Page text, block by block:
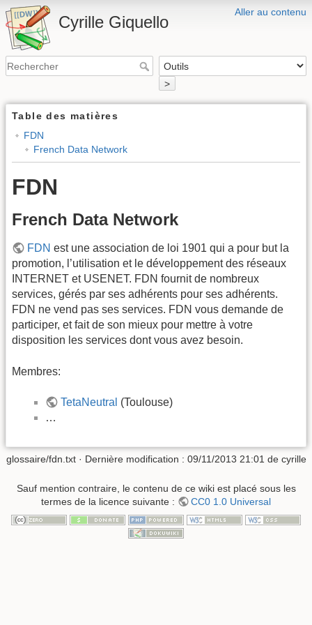
Aller au contenu
Cyrille Giquello
>
Table des matières
FDN
French Data Network
FDN
French Data Network
FDN est une association de loi 1901 qui a pour but la
promotion, l’utilisation et le développement des réseaux
INTERNET et USENET. FDN fournit de nombreux
services, gérés par ses adhérents pour ses adhérents.
FDN ne vend pas ses services. FDN vous demande de
participer, et fait de son mieux pour mettre à votre
disposition les services dont vous avez besoin.
Membres:
TetaNeutral (Toulouse)
…
glossaire/fdn.txt · Dernière modification : 09/11/2013 21:01 de cyrille
Sauf mention contraire, le contenu de ce wiki est placé sous les
termes de la licence suivante :
CC0 1.0 Universal